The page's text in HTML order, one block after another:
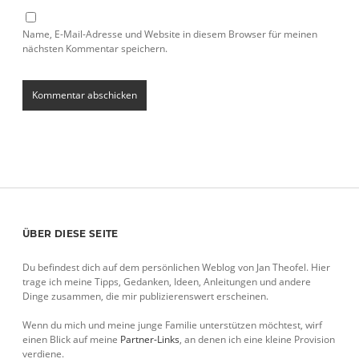
Name, E-Mail-Adresse und Website in diesem Browser für meinen
nächsten Kommentar speichern.
Sidebar
ÜBER DIESE SEITE
Du befindest dich auf dem persönlichen Weblog von Jan Theofel. Hier
trage ich meine Tipps, Gedanken, Ideen, Anleitungen und andere
Dinge zusammen, die mir publizierenswert erscheinen.
Wenn du mich und meine junge Familie unterstützen möchtest, wirf
einen Blick auf meine Partner-Links, an denen ich eine kleine Provision
verdiene.